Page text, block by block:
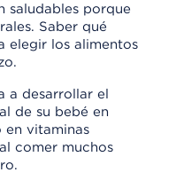
saludables porque
Saber qué
elegir los alimentos
a desarrollar el
de su bebé en
en vitaminas
comer muchos